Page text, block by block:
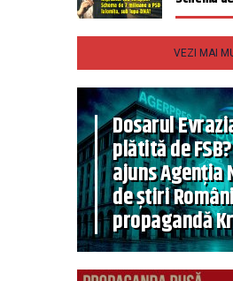
VEZI MAI
Dosarul
plătită de
ajuns Agenția
de știri
propagandă